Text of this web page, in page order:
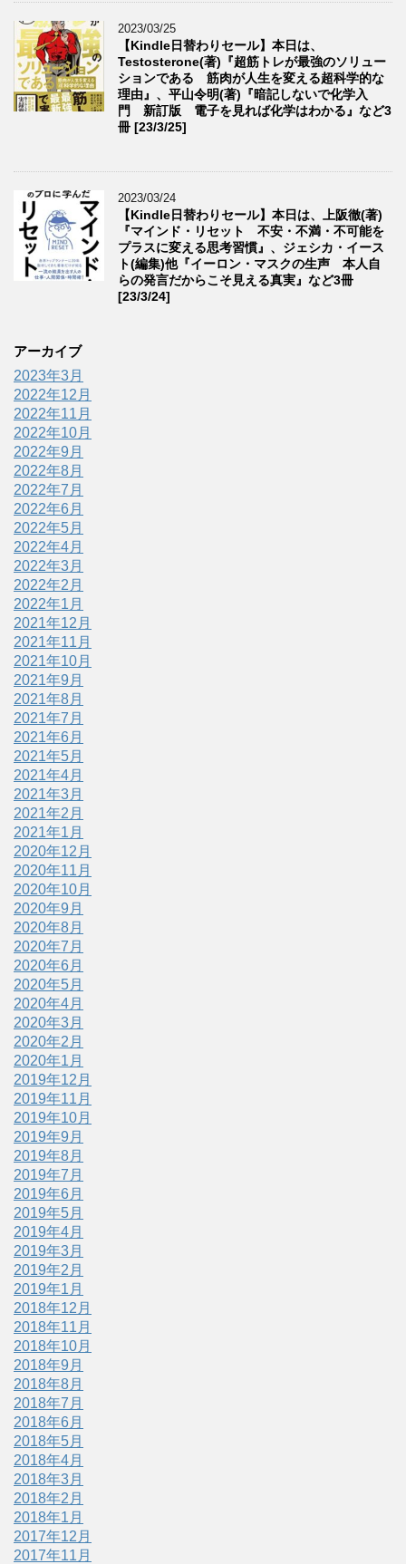
2023/03/25
【Kindle日替わりセール】本日は、
Testosterone(著)『超筋トレが最強のソリュー
ションである 筋肉が人生を変える超科学的な
理由』、平山令明(著)『暗記しないで化学入
門 新訂版 電子を見れば化学はわかる』など3
冊 [23/3/25]
2023/03/24
【Kindle日替わりセール】本日は、上阪徹(著)
『マインド・リセット 不安・不満・不可能を
プラスに変える思考習慣』、ジェシカ・イース
ト(編集)他『イーロン・マスクの生声 本人自
らの発言だからこそ見える真実』など3冊
[23/3/24]
アーカイブ
2023年3月
2022年12月
2022年11月
2022年10月
2022年9月
2022年8月
2022年7月
2022年6月
2022年5月
2022年4月
2022年3月
2022年2月
2022年1月
2021年12月
2021年11月
2021年10月
2021年9月
2021年8月
2021年7月
2021年6月
2021年5月
2021年4月
2021年3月
2021年2月
2021年1月
2020年12月
2020年11月
2020年10月
2020年9月
2020年8月
2020年7月
2020年6月
2020年5月
2020年4月
2020年3月
2020年2月
2020年1月
2019年12月
2019年11月
2019年10月
2019年9月
2019年8月
2019年7月
2019年6月
2019年5月
2019年4月
2019年3月
2019年2月
2019年1月
2018年12月
2018年11月
2018年10月
2018年9月
2018年8月
2018年7月
2018年6月
2018年5月
2018年4月
2018年3月
2018年2月
2018年1月
2017年12月
2017年11月